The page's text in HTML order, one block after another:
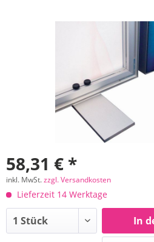
58,31 € *
inkl. MwSt.zzgl. Versandkosten
Lieferzeit 14 Werktage
In